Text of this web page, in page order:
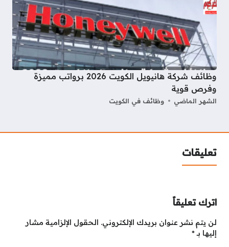
وظائف شركة هانيويل الكويت 2026 برواتب مميزة
وفرص قوية
الشهر الماضي وظائف في الكويت
تعليقات
اترك تعليقاً
لن يتم نشر عنوان بريدك الإلكتروني. الحقول الإلزامية مشار
إليها بـ*